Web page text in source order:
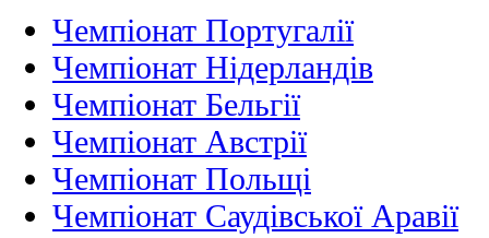
Чемпіонат Португалії
Чемпіонат Нідерландiв
Чемпіонат Бельгії
Чемпіонат Австрії
Чемпіонат Польщі
Чемпіонат Саудівської Аравії